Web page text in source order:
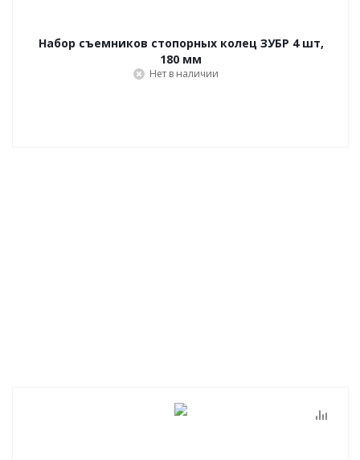
Набор съемников стопорных колец ЗУБР 4 шт,
180 мм
Нет в наличии